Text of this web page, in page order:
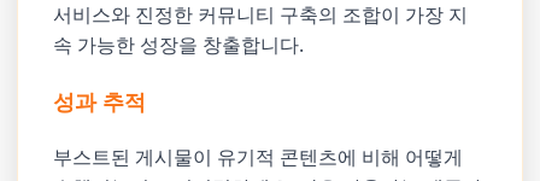
서비스와 진정한 커뮤니티 구축의 조합이 가장 지
속 가능한 성장을 창출합니다.
성과 추적
부스트된 게시물이 유기적 콘텐츠에 비해 어떻게